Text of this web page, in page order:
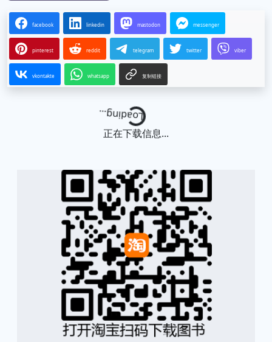
facebook linkedin mastodon messenger
pinterest reddit telegram twitter viber
vkontakte whatsapp 复制链接
Loading...
正在下载信息...